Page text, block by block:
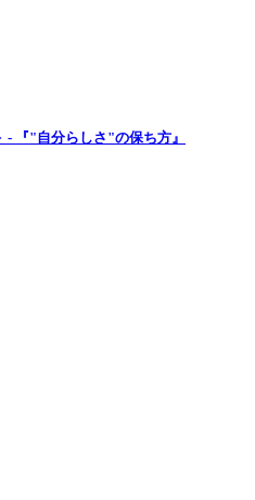
- 『"自分らしさ"の保ち方』